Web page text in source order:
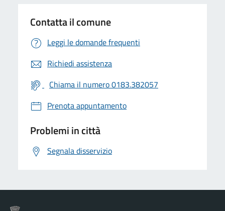
Contatta il comune
Leggi le domande frequenti
Richiedi assistenza
Chiama il numero 0183.382057
Prenota appuntamento
Problemi in città
Segnala disservizio